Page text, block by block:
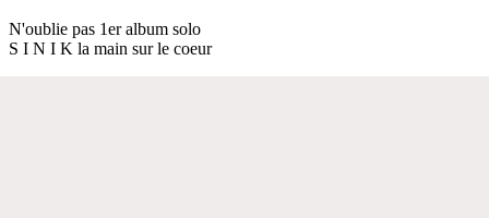
N'oublie pas 1er album solo
S I N I K la main sur le coeur